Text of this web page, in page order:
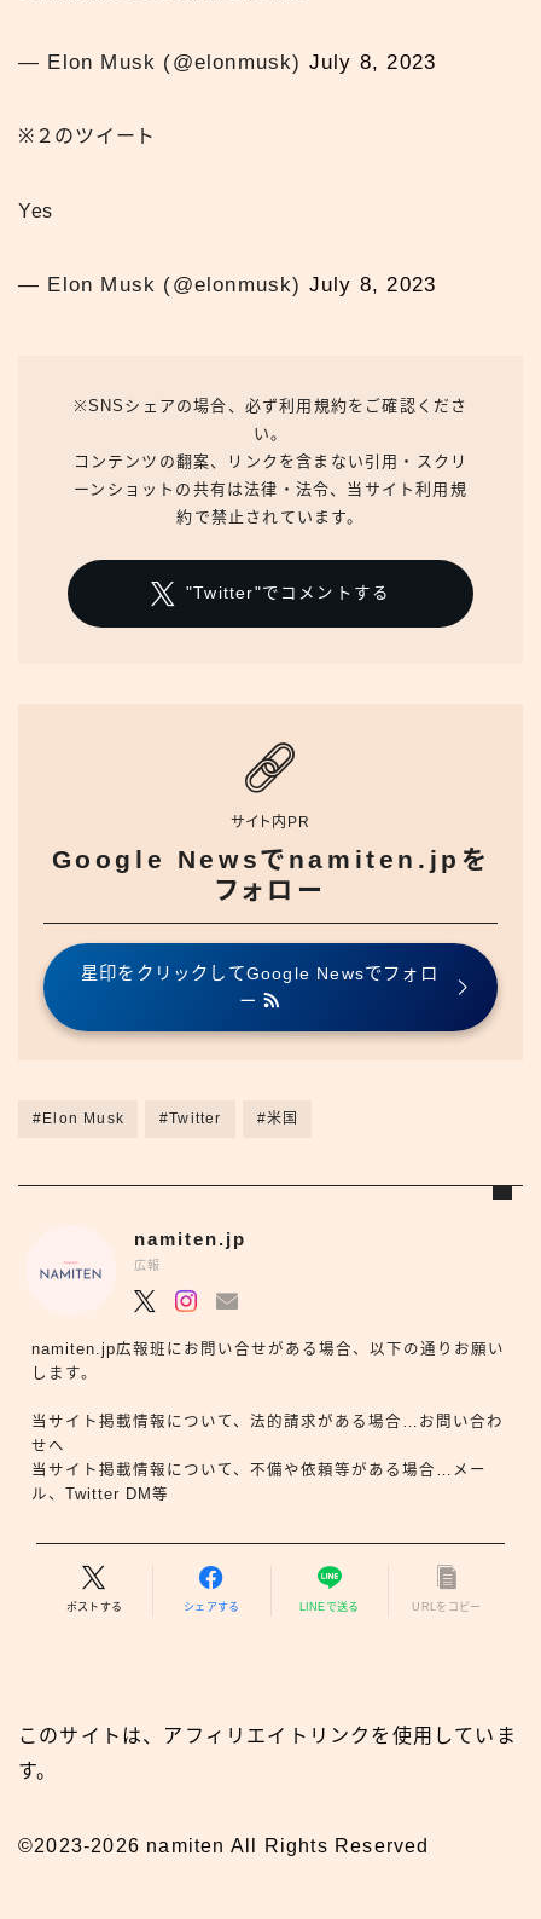
— Elon Musk (@elonmusk) July 8, 2023
※２のツイート
Yes
— Elon Musk (@elonmusk) July 8, 2023
※SNSシェアの場合、必ず利用規約をご確認くださ
い。
コンテンツの翻案、リンクを含まない引用・スクリ
ーンショットの共有は法律・法令、当サイト利用規
約で禁止されています。
"Twitter"でコメントする
サイト内PR
Google Newsでnamiten.jpを
フォロー
星印をクリックしてGoogle Newsでフォロ
ー
#Elon Musk #Twitter #米国
namiten.jp
広報
namiten.jp広報班にお問い合せがある場合、以下の通りお願い
します。
当サイト掲載情報について、法的請求がある場合…お問い合わ
せへ
当サイト掲載情報について、不備や依頼等がある場合…メー
ル、Twitter DM等
ポストする シェアする LINEで送る URLをコピー
このサイトは、アフィリエイトリンクを使用していま
す。
©2023-2026 namiten All Rights Reserved